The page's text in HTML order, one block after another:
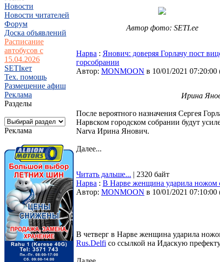
Новости
Новости читателей
Форум
Доска объявлений
Расписание
автобусов с
15.04.2026
SETIкет
Тех. помощь
Размещение афиш
Реклама
Разделы
Реклама
Автор фото: SETI.ee
Нарва : Янович: доверяя Горлачу пост
горсобрании
Автор: MONMOON в 10/01/2021 07:20:00
Ирина
После вероятного назначения Сергея
Нарвском городском собрании будут
Narva Ирина Янович.
Далее...
Читать дальше... | 2320 байт
Нарва : В Нарве женщина ударила ножом
Автор: MONMOON в 10/01/2021 07:10:00
В четверг в Нарве женщина ударила
Rus.Delfi со ссылкой на Идаскую